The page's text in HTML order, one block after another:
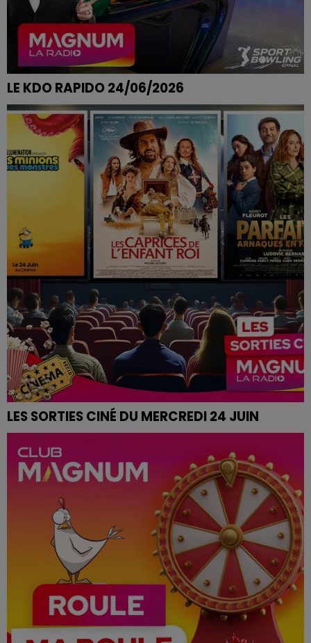
LE KDO RAPIDO 24/06/2026
OCÉANE DE VAGNEY REMPORTE SES PARTIES DE
BOWLING CHEZ SPORT BOWLING A EPINAL
LES SORTIES CINÉ DU MERCREDI 24 JUIN
Retrouvez les bandes annonces des films sur
magnumlaradio.com